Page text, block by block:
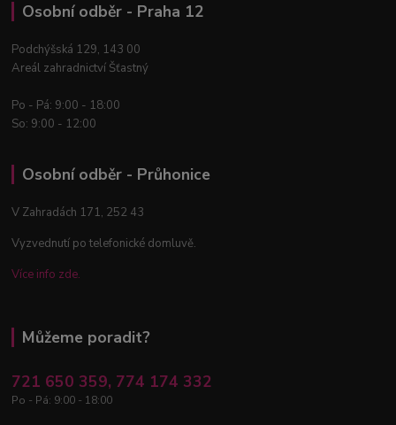
Osobní odběr - Praha 12
Podchýšská 129, 143 00
Areál zahradnictví Šťastný
Po - Pá: 9:00 - 18:00
So: 9:00 - 12:00
Osobní odběr - Průhonice
V Zahradách 171, 252 43
Vyzvednutí po telefonické domluvě.
Více info zde.
Můžeme poradit?
721 650 359, 774 174 332
Po - Pá: 9:00 - 18:00